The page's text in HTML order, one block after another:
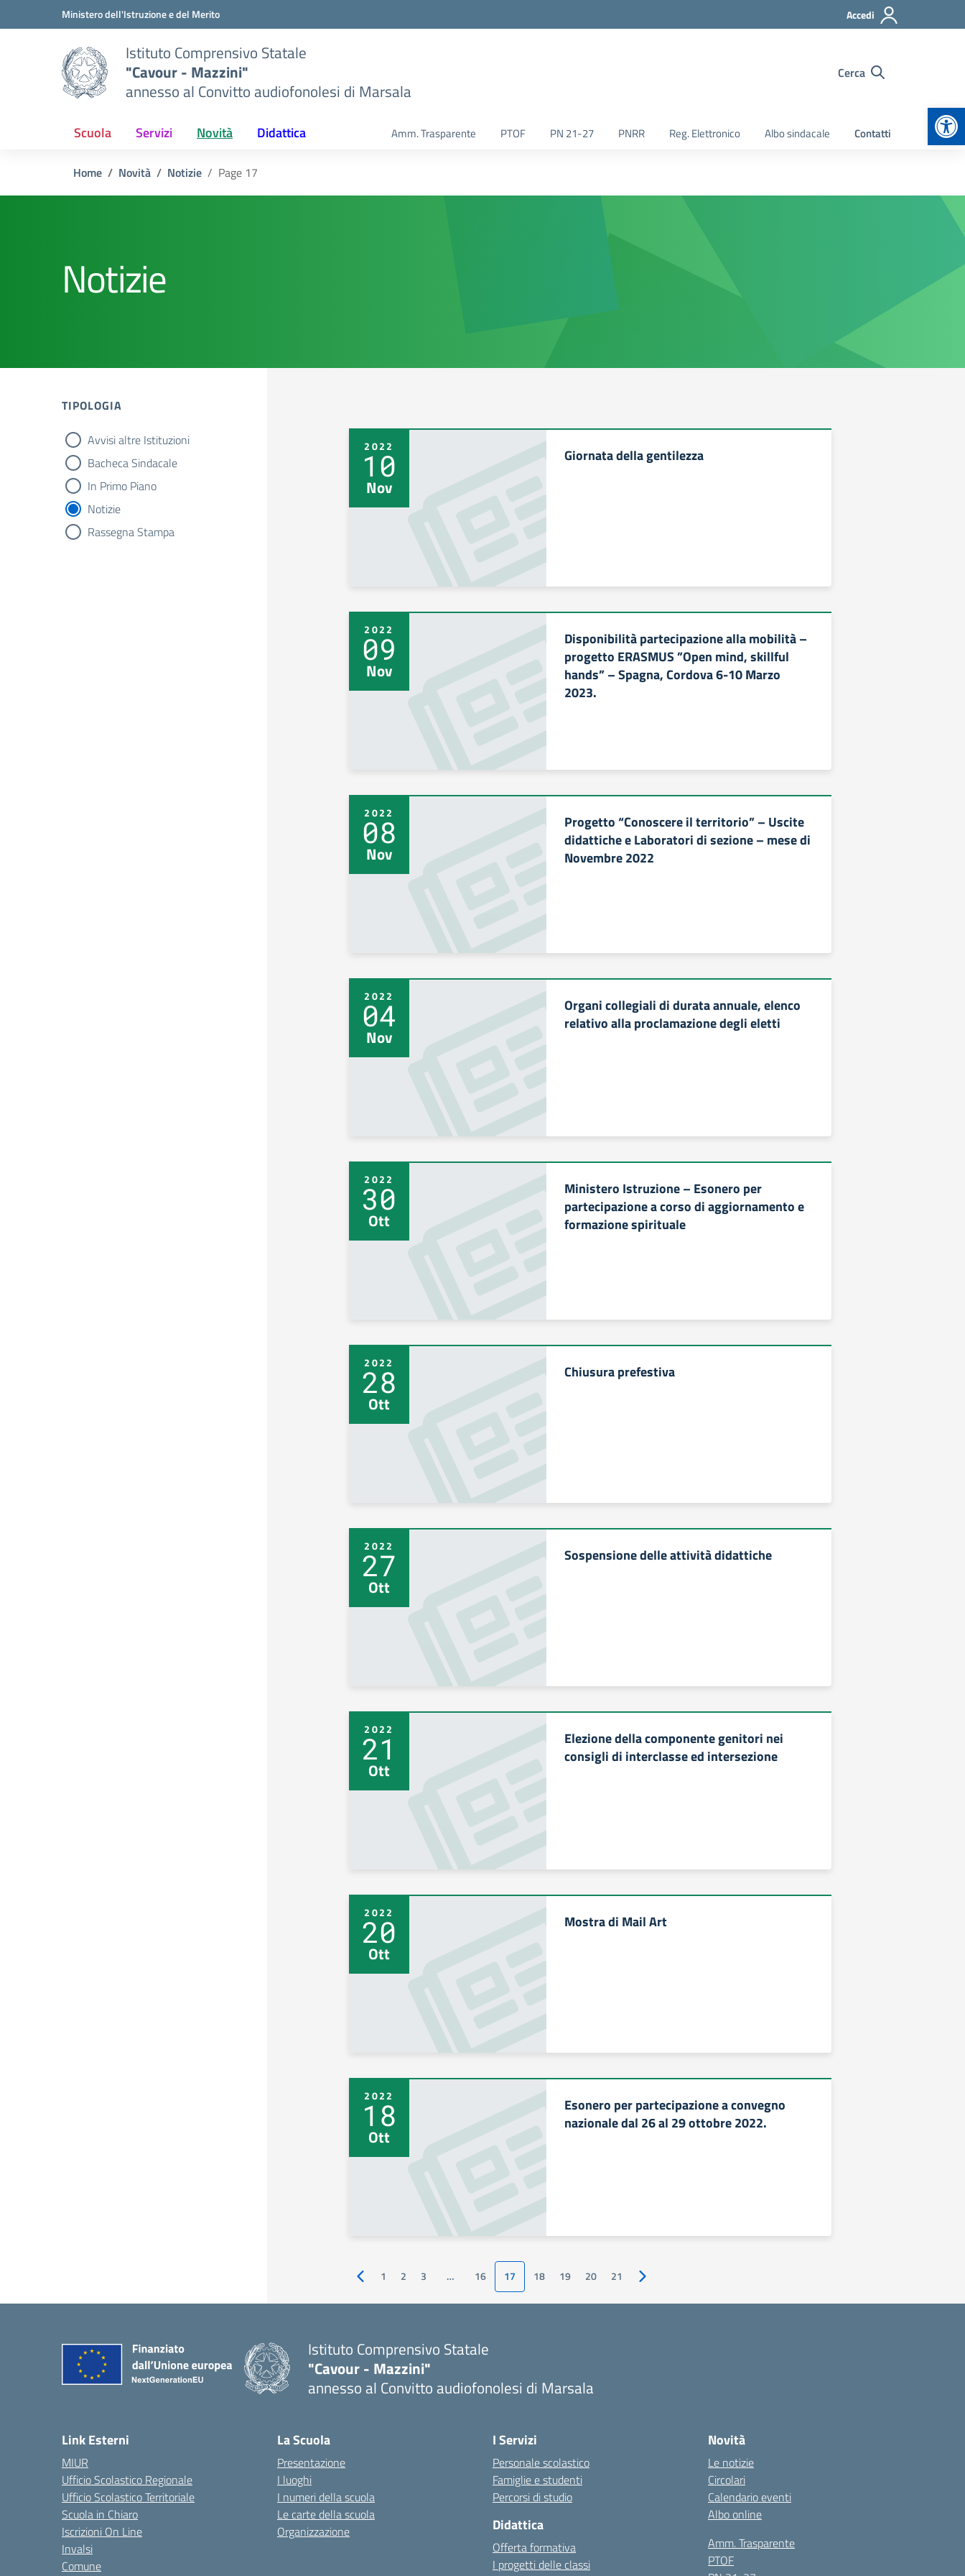
Vai ai contenuti
Vai al menu di navigazioneMinistero dell'Istruzione e del Merito Accedi
Istituto Comprensivo Statale
"Cavour - Mazzini"
annesso al Convitto audiofonolesi di Marsala
Cerca
Scuola Servizi Novità Didattica Amm. Trasparente PTOF PN 21-27 PNRR Reg. Elettronico Albo sindacale Contatti
Home Novità Notizie Page 17
Notizie
TIPOLOGIA
tipologia di articoli
Avvisi altre Istituzioni
Bacheca Sindacale
In Primo Piano
Notizie
Rassegna Stampa
2022
10
Nov
Giornata della gentilezza
2022
09
Nov
Disponibilità partecipazione alla mobilità –
progetto ERASMUS ”Open mind, skillful
hands” – Spagna, Cordova 6-10 Marzo
2023.
2022
08
Nov
Progetto “Conoscere il territorio” – Uscite
didattiche e Laboratori di sezione – mese di
Novembre 2022
2022
04
Nov
Organi collegiali di durata annuale, elenco
relativo alla proclamazione degli eletti
2022
30
Ott
Ministero Istruzione – Esonero per
partecipazione a corso di aggiornamento e
formazione spirituale
2022
28
Ott
Chiusura prefestiva
2022
27
Ott
Sospensione delle attività didattiche
2022
21
Ott
Elezione della componente genitori nei
consigli di interclasse ed intersezione
2022
20
Ott
Mostra di Mail Art
2022
18
Ott
Esonero per partecipazione a convegno
nazionale dal 26 al 29 ottobre 2022.
Pagina precedente
1 2 3 … 16 17 18 19 20 21 Pagina successiva
Istituto Comprensivo Statale
"Cavour - Mazzini"
annesso al Convitto audiofonolesi di Marsala
Link Esterni
MIUR
Ufficio Scolastico Regionale
Ufficio Scolastico Territoriale
Scuola in Chiaro
Iscrizioni On Line
Invalsi
Comune
La Scuola
Presentazione
I luoghi
I numeri della scuola
Le carte della scuola
Organizzazione
I Servizi
Personale scolastico
Famiglie e studenti
Percorsi di studio
Didattica
Offerta formativa
I progetti delle classi
Novità
Le notizie
Circolari
Calendario eventi
Albo online
Amm. Trasparente
PTOF